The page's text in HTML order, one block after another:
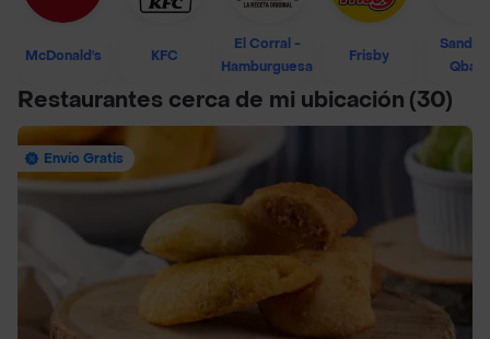
McDonald's KFC
El Corral -
Hamburguesa
Frisby
Restaurantes cerca de mi ubicación (30)
Envío Gratis